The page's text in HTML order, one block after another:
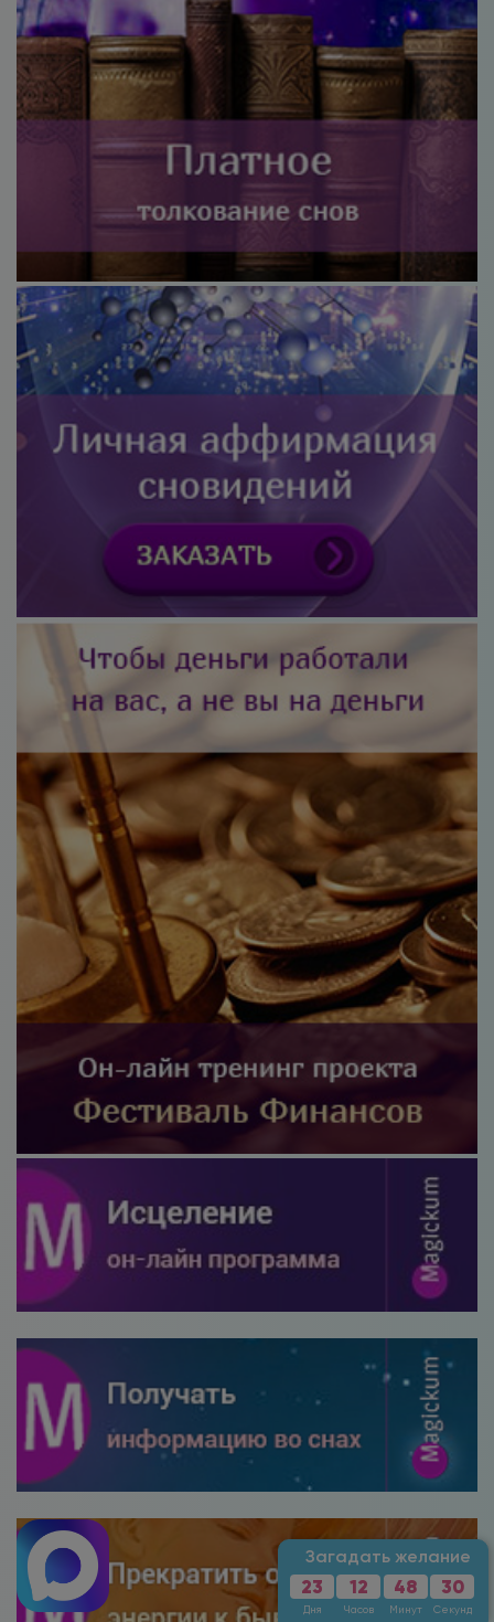
Загадать желание
23
Дня
12
Часов
48
Минут
28
Секунд